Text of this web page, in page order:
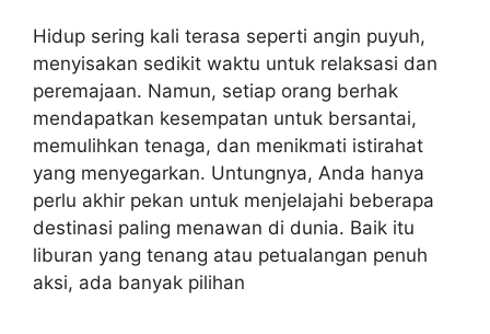
Hidup sering kali terasa seperti angin puyuh,
menyisakan sedikit waktu untuk relaksasi dan
peremajaan. Namun, setiap orang berhak
mendapatkan kesempatan untuk bersantai,
memulihkan tenaga, dan menikmati istirahat
yang menyegarkan. Untungnya, Anda hanya
perlu akhir pekan untuk menjelajahi beberapa
destinasi paling menawan di dunia. Baik itu
liburan yang tenang atau petualangan penuh
aksi, ada banyak pilihan